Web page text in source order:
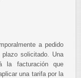
a pedido
solicitado. Una
la facturación que
una tarifa por la